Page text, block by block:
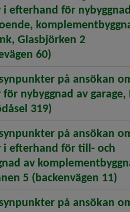
i efterhand för
Glasbjörken 2
60)
på ansökan
för nybyggnad av garage,
319)
på ansökan
i efterhand för till- och
av
5 (backenvägen 11)
på ansökan